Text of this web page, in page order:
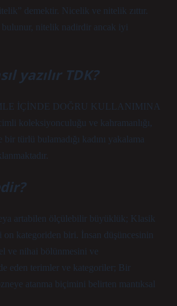
demektir. Nicelik ve nitelik zıttır.
nitelik nadirdir ancak iyi
yazılır TDK?
İÇİNDE DOĞRU KULLANIMINA
koleksiyonculuğu ve kahramanlığı,
bir türlü bulamadığı kadını yakalama
artabilen ölçülebilir büyüklük; Klasik
on kategoriden biri. İnsan düşüncesinin
ve nihai bölünmesini ve
eden terimler ve kategoriler; Bir
atanma biçimini belirten mantıksal